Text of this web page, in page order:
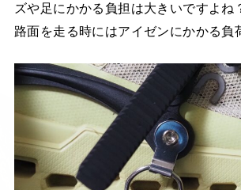
ズや足にかかる負担は大きいですよね
路面を走る時にはアイゼンにかかる負